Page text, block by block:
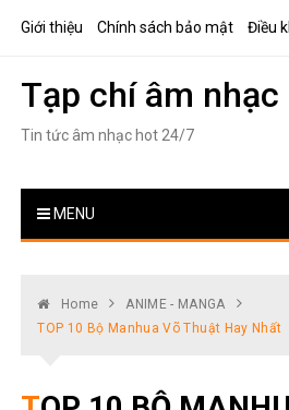
Giới thiệu Chính sách bảo mật Điều
Tạp chí âm nhạc
Tin tức âm nhạc hot 24/7
MENU
Home
ANIME - MANGA
TOP 10 Bộ Manhua Võ Thuật Hay Nhất